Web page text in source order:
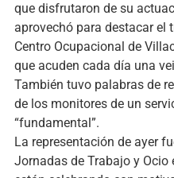
que disfrutaron de su
aprovechó para destacar el
Centro Ocupacional de
que acuden cada día una
También tuvo palabras de
de los monitores de un
“fundamental”.
La representación de ayer
Jornadas de Trabajo y